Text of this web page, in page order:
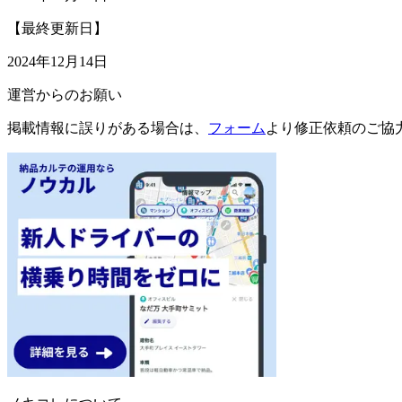
【最終更新日】
2024年12月14日
運営からのお願い
掲載情報に誤りがある場合は、 フォーム より修正依頼のご協